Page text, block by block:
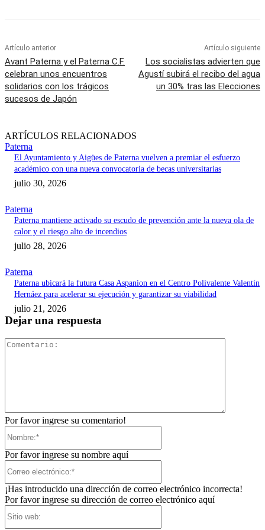
Artículo anterior
Avant Paterna y el Paterna C.F.
celebran unos encuentros
solidarios con los trágicos
sucesos de Japón
Artículo siguiente
Los socialistas advierten que
Agustí subirá el recibo del agua
un 30% tras las Elecciones
ARTÍCULOS RELACIONADOS
Paterna
El Ayuntamiento y Aigües de Paterna vuelven a premiar el esfuerzo
académico con una nueva convocatoria de becas universitarias
julio 30, 2026
Paterna
Paterna mantiene activado su escudo de prevención ante la nueva ola de
calor y el riesgo alto de incendios
julio 28, 2026
Paterna
Paterna ubicará la futura Casa Aspanion en el Centro Polivalente Valentín
Hernáez para acelerar su ejecución y garantizar su viabilidad
julio 21, 2026
Dejar una respuesta
Por favor ingrese su comentario!
Por favor ingrese su nombre aquí
¡Has introducido una dirección de correo electrónico incorrecta!
Por favor ingrese su dirección de correo electrónico aquí